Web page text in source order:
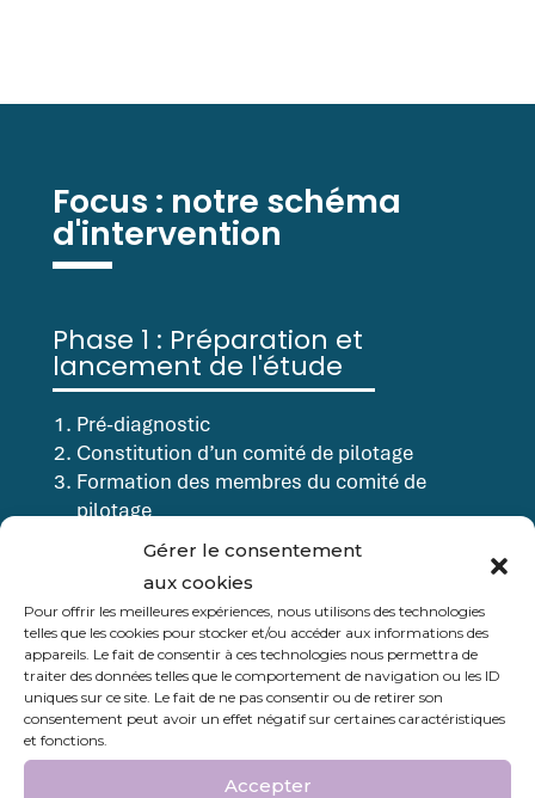
Gérer le consentement
aux cookies
Pour offrir les meilleures expériences, nous utilisons des technologies
telles que les cookies pour stocker et/ou accéder aux informations des
appareils. Le fait de consentir à ces technologies nous permettra de
traiter des données telles que le comportement de navigation ou les ID
uniques sur ce site. Le fait de ne pas consentir ou de retirer son
consentement peut avoir un effet négatif sur certaines caractéristiques
et fonctions.
Accepter
Focus : notre schéma
d'intervention
Phase 1 : Préparation et
lancement de l'étude
Pré-diagnostic
Constitution d’un comité de pilotage
Formation des membres du comité de
pilotage
Ajustement conjoint de la méthodologie
Phase 2 : Réalisation du
diagnostic
Démarche quantitative : le questionnaire
Communication au COPIL des résultats de
l’enquête quantitative
Etude qualitative